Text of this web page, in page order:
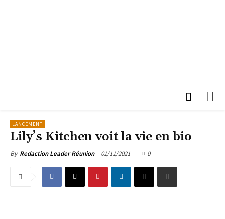
LANCEMENT
Lily’s Kitchen voit la vie en bio
By Redaction Leader Réunion 01/11/2021 0